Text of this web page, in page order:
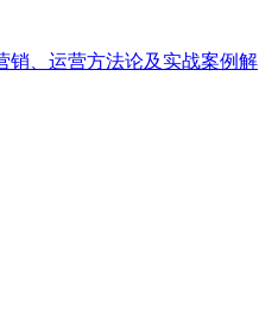
销、运营方法论及实战案例解